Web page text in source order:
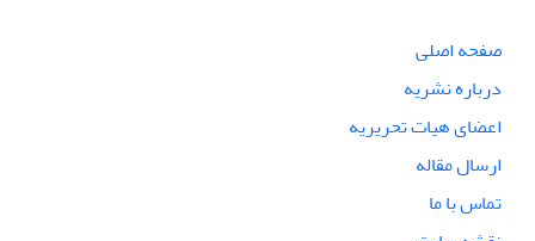
صفحه اصلی
درباره نشریه
اعضای هیات تحریریه
ارسال مقاله
تماس با ما